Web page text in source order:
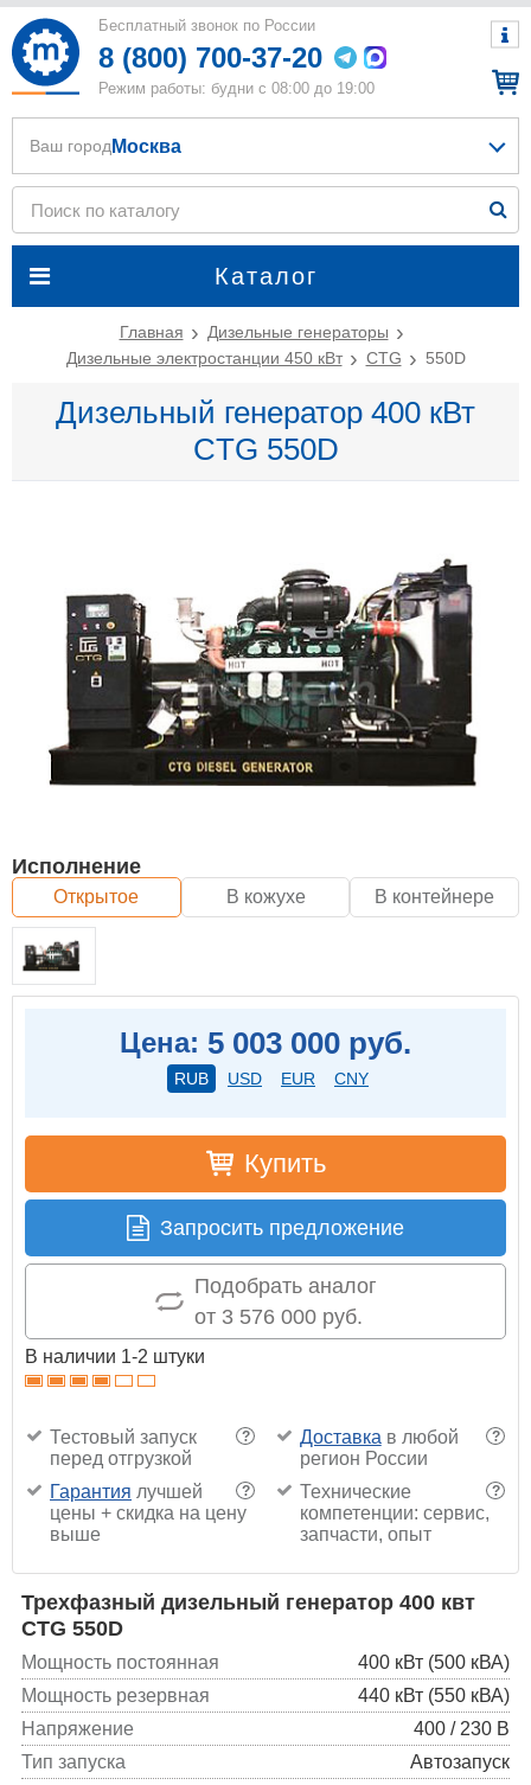
Бесплатный звонок по России
8 (800) 700-37-20
Режим работы: будни с 08:00 до 19:00
Каталог
Ваш город Москва
Главная
Дизельные генераторы
Дизельные электростанции 450 кВт
CTG 550D
Дизельный генератор 400 кВт
CTG 550D
Исполнение
Открытое В кожухе В контейнере
Цена: 5 003 000 руб.
RUB USD EUR CNY
Купить
Запросить предложение
Подобрать аналог
от 3 576 000 руб.
В наличии 1-2 штуки
?
Тестовый запуск
перед отгрузкой
?
Доставка в любой
регион России
?
Гарантия лучшей
цены + скидка на цену
выше
?
Технические
компетенции: сервис,
запчасти, опыт
Трехфазный дизельный генератор 400 квт
CTG 550D
Мощность постоянная
400 кВт (500 кВА)
Мощность резервная
440 кВт (550 кВА)
Напряжение
400 / 230 В
Тип запуска
Автозапуск